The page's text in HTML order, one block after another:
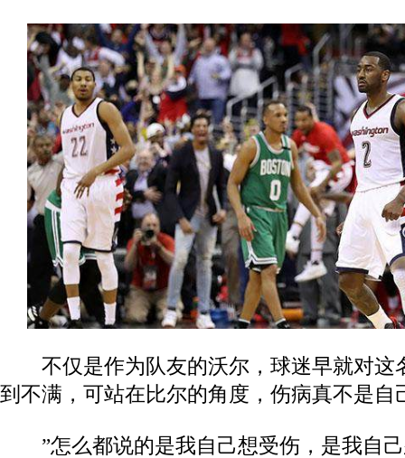
不仅是作为队友的沃尔，球迷早就对这
到不满，可站在比尔的角度，伤病真不是自
”怎么都说的是我自己想受伤，是我自己